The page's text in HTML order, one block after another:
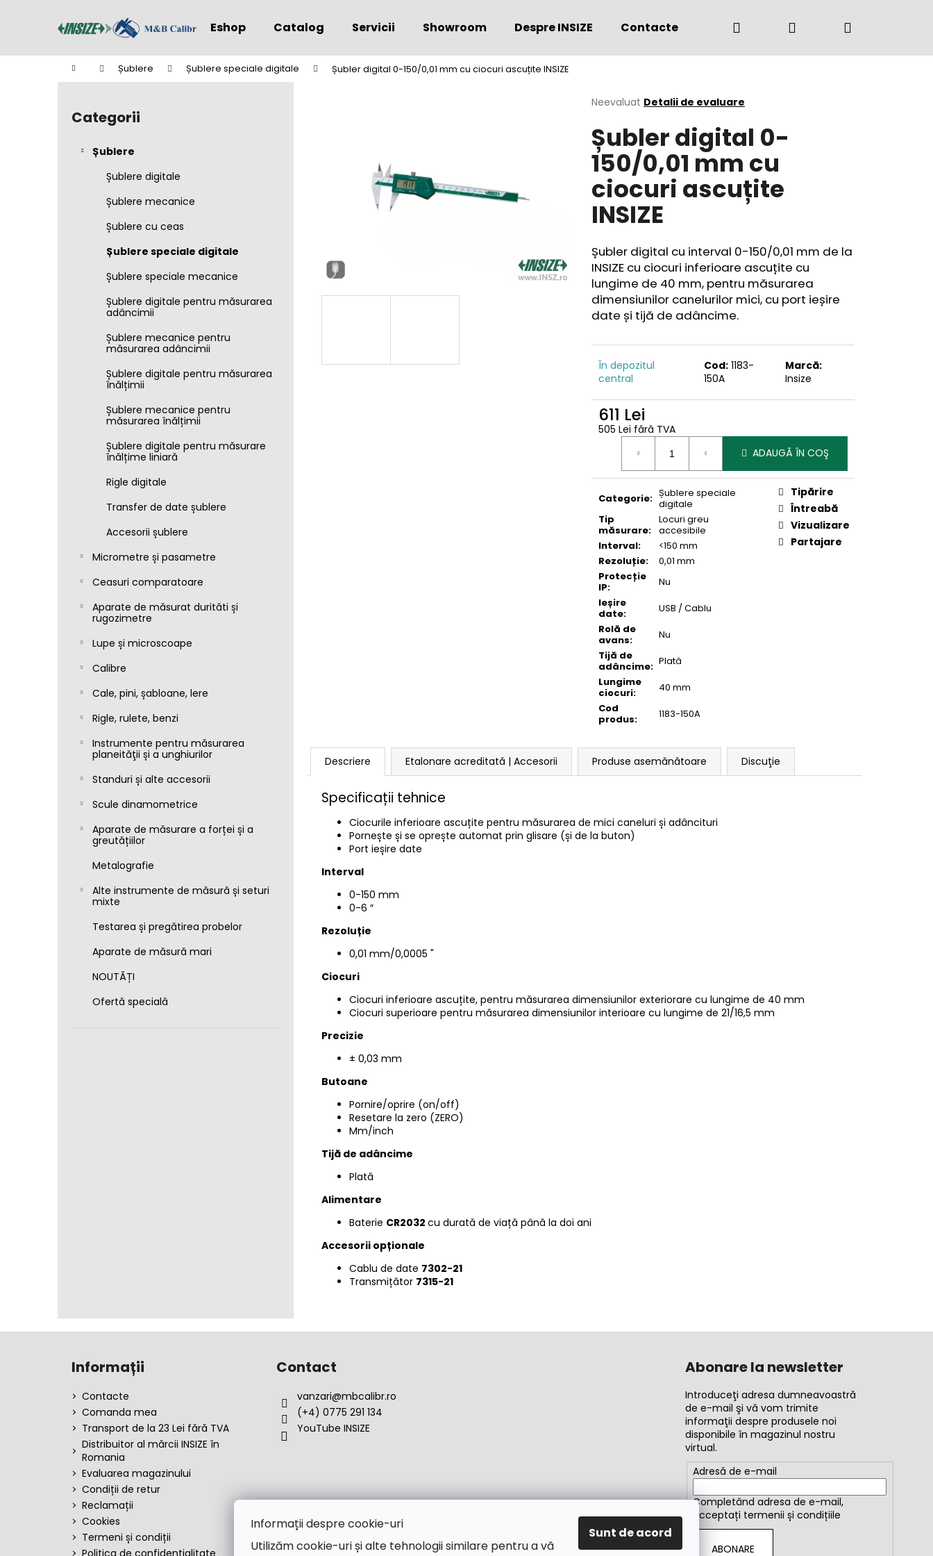
Informații despre cookie-uri
Utilizăm cookie-uri și alte tehnologii similare pentru a vă
Sunt de acord
Eshop Catalog Servicii Showroom Despre INSIZE Contacte (+4) 0775 291 134
Căutare Autentificare
Acasă Șublere Șublere speciale digitale Șubler digital 0-150/0,01 mm cu ciocuri ascuțite INSIZE
B
Sari
Categorii
Șublere
Șublere digitale
Șublere mecanice
Șublere cu ceas
Șublere speciale digitale
Șublere speciale mecanice
Șublere digitale pentru măsurarea
adâncimii
Șublere mecanice pentru
măsurarea adâncimii
Șublere digitale pentru măsurarea
înălțimii
Șublere mecanice pentru
măsurarea înălțimii
Șublere digitale pentru măsurare
înălțime liniară
Rigle digitale
Transfer de date șublere
Accesorii șublere
Micrometre și pasametre
Ceasuri comparatoare
Aparate de măsurat durităti și
rugozimetre
Lupe și microscoape
Calibre
Cale, pini, șabloane, lere
Rigle, rulete, benzi
Instrumente pentru măsurarea
planeităţii și a unghiurilor
Standuri și alte accesorii
Scule dinamometrice
Aparate de măsurare a forței și a
greutățiilor
Metalografie
Alte instrumente de măsură și seturi
mixte
Testarea și pregătirea probelor
Aparate de măsură mari
NOUTĂȚI
Ofertă specială
Evaluarea
a
produsului
este
0,0
din
5
stele.
Neevaluat Detalii de evaluare
Șubler digital 0-
150/0,01 mm cu
ciocuri ascuțite
INSIZE
Șubler digital cu interval 0-150/0,01 mm de la
INSIZE cu ciocuri inferioare ascuțite cu
lungime de 40 mm, pentru măsurarea
dimensiunilor canelurilor mici, cu port ieșire
date și tijă de adâncime.
În depozitul
central
Cod: 1183-
150A
Marcă:
Insize
611 Lei
505 Lei fără TVA
Evaluare
ADAUGĂ ÎN COŞ
Categorie: Șublere speciale
digitale
Tip
măsurare:
Locuri greu
accesibile
Interval:
<150 mm
Rezoluție:
0,01 mm
Protecție
IP:
Nu
Ieșire
date:
USB / Cablu
Rolă de
avans:
Nu
Tijă de
adâncime: Plată
Lungime
ciocuri:
40 mm
Cod
produs: 1183-150A
Tipărire
Întreabă
Vizualizare
Partajare
Descriere Etalonare acreditată | Accesorii Produse asemănătoare Discuţie
Specificații tehnice
Ciocurile inferioare ascuțite pentru măsurarea de mici caneluri și adâncituri
Pornește și se oprește automat prin glisare (și de la buton)
Port ieșire date
Interval
0-150 mm
0-6 ″
Rezoluție
0,01 mm/0,0005 "
Ciocuri
Ciocuri inferioare ascuțite, pentru măsurarea dimensiunilor exteriorare cu lungime de 40 mm
Ciocuri superioare pentru măsurarea dimensiunilor interioare cu lungime de 21/16,5 mm
Precizie
± 0,03 mm
Butoane
Pornire/oprire (on/off)
Resetare la zero (ZERO)
Mm/inch
Tijă de adâncime
Plată
Alimentare
Baterie CR2032 cu durată de viață până la doi ani
Accesorii opționale
Cablu de date 7302-21
Transmițător 7315-21
Înapoi
la
Înapoi
la
Ce căutaţi?
Vă recomandăm
Informații
Contacte
Comanda mea
Transport de la 23 Lei fără TVA
Distribuitor al mărcii INSIZE în
Romania
Evaluarea magazinului
Condiții de retur
Reclamații
Cookies
Termeni și condiții
Politica de confidențialitate
Contact
vanzari@mbcalibr.ro
(+4) 0775 291 134
YouTube INSIZE
Abonare la newsletter
Introduceţi adresa dumneavoastră
de e-mail şi vă vom trimite
informaţii despre produsele noi
disponibile în magazinul nostru
virtual.
Adresă de e-mail
Completând adresa de e-mail,
acceptați termenii și condițiile
ABONARE